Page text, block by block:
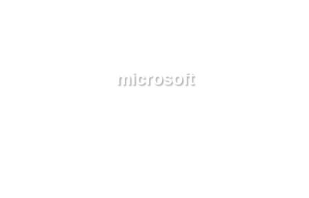
microsoft